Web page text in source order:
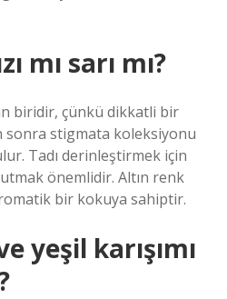
mı sarı mı?
biridir, çünkü dikkatli bir
stigmata koleksiyonu
Tadı derinleştirmek için
önemlidir. Altın renk
bir kokuya sahiptir.
yeşil karışımı